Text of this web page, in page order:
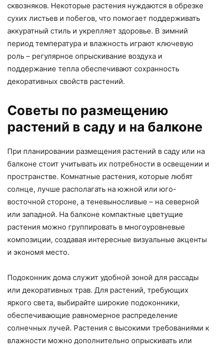
сквозняков. Некоторые растения нуждаются в обрезке
сухих листьев и побегов, что помогает поддерживать
аккуратный стиль и укрепляет здоровье. В зимний
период температура и влажность играют ключевую
роль – регулярное опрыскивание воздуха и
поддержание тепла обеспечивают сохранность
декоративных свойств растений.
Советы по размещению
растений в саду и на балконе
При планировании размещения растений в саду или на
балконе стоит учитывать их потребности в освещении и
пространстве. Комнатные растения, которые любят
солнце, лучше располагать на южной или юго-
восточной стороне, а теневыносливые – на северной
или западной. На балконе компактные цветущие
растения можно группировать в многоуровневые
композиции, создавая интересные визуальные акценты
и экономя место.
Подоконник дома служит удобной зоной для рассады
или декоративных трав. Для растений, требующих
яркого света, выбирайте широкие подоконники,
обеспечивающие равномерное распределение
солнечных лучей. Растения с высокими требованиями к
влажности можно дополнительно опрыскивать или